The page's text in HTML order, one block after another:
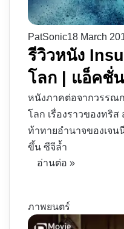
PatSonic18 March
รีวิวหนัง
โลก | แอ็คชั่
หนังภาคต่อจากวรรณ
โลก เรื่องราวของทริ
ท้าทายอำนาจของเจ
ขึ้น ซีจีล้ำ
อ่านต่อ »
ภาพยนตร์